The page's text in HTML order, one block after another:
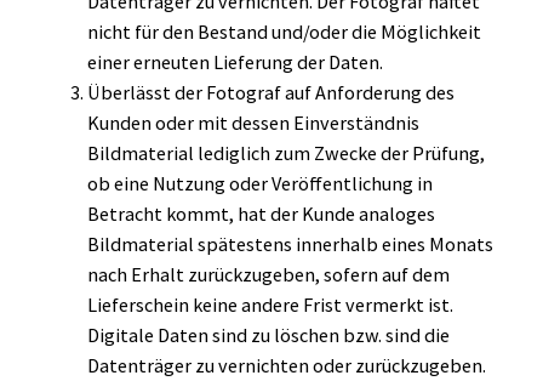
nicht für den Bestand und/oder die Möglichkeit
einer erneuten Lieferung der Daten.
Überlässt der Fotograf auf Anforderung des
Kunden oder mit dessen Einverständnis
Bildmaterial lediglich zum Zwecke der Prüfung,
ob eine Nutzung oder Veröffentlichung in
Betracht kommt, hat der Kunde analoges
Bildmaterial spätestens innerhalb eines Monats
nach Erhalt zurückzugeben, sofern auf dem
Lieferschein keine andere Frist vermerkt ist.
Digitale Daten sind zu löschen bzw. sind die
Datenträger zu vernichten oder zurückzugeben.